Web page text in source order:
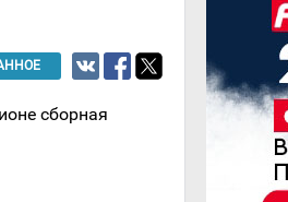
сборная